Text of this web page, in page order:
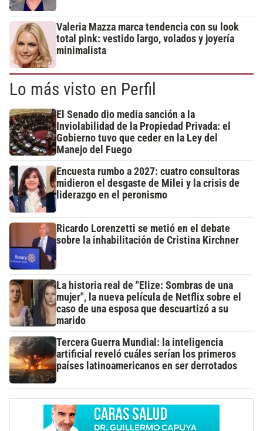
Valeria Mazza marca tendencia con su look
total pink: vestido largo, volados y joyería
minimalista
Lo más visto en Perfil
El Senado dio media sanción a la
Inviolabilidad de la Propiedad Privada: el
Gobierno tuvo que ceder en la Ley del
Manejo del Fuego
Encuesta rumbo a 2027: cuatro consultoras
midieron el desgaste de Milei y la crisis de
liderazgo en el peronismo
Ricardo Lorenzetti se metió en el debate
sobre la inhabilitación de Cristina Kirchner
La historia real de "Elize: Sombras de una
mujer", la nueva película de Netflix sobre el
caso de una esposa que descuartizó a su
marido
Tercera Guerra Mundial: la inteligencia
artificial reveló cuáles serían los primeros
países latinoamericanos en ser derrotados